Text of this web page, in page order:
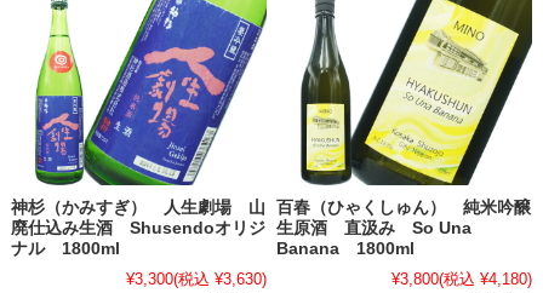
神杉（かみすぎ） 人生劇場 山
廃仕込み生酒 Shusendoオリジ
ナル 1800ml
¥3,300(税込 ¥3,630)
百春（ひゃくしゅん） 純米吟醸
生原酒 直汲み So Una
Banana 1800ml
¥3,800(税込 ¥4,180)